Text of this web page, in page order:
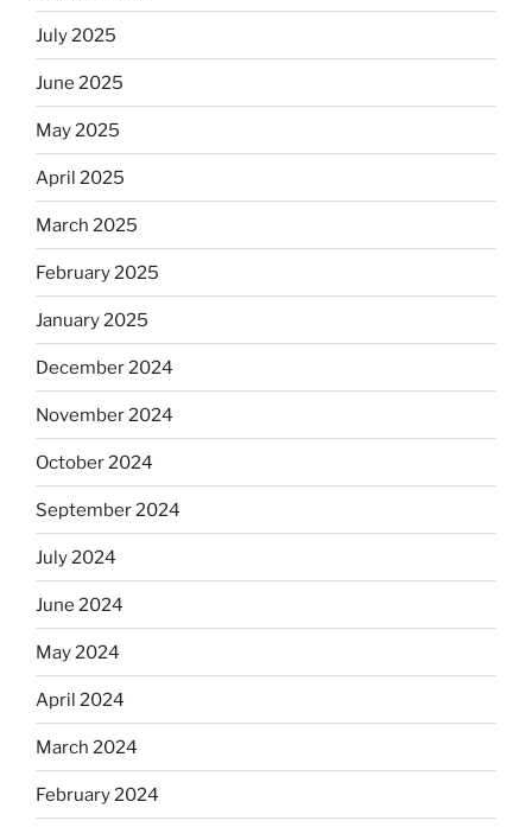
July 2025
June 2025
May 2025
April 2025
March 2025
February 2025
January 2025
December 2024
November 2024
October 2024
September 2024
July 2024
June 2024
May 2024
April 2024
March 2024
February 2024